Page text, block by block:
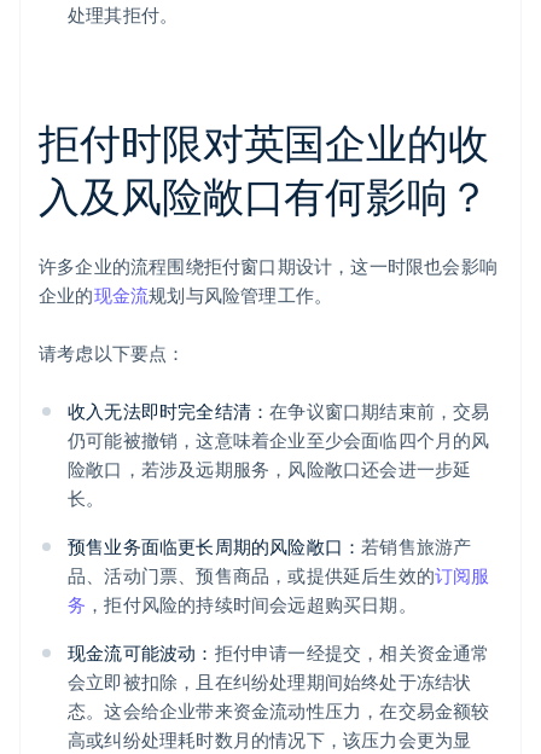
处理其拒付。
拒付时限对英国企业的收
入及风险敞口有何影响？
许多企业的流程围绕拒付窗口期设计，这一时限也会影响
企业的现金流规划与风险管理工作。
请考虑以下要点：
收入无法即时完全结清：在争议窗口期结束前，交易
仍可能被撤销，这意味着企业至少会面临四个月的风
险敞口，若涉及远期服务，风险敞口还会进一步延
长。
预售业务面临更长周期的风险敞口：若销售旅游产
品、活动门票、预售商品，或提供延后生效的订阅服
务 ，拒付风险的持续时间会远超购买日期。
现金流可能波动： 拒付申请一经提交，相关资金通常
会立即被扣除，且在纠纷处理期间始终处于冻结状
态。这会给企业带来资金流动性压力，在交易金额较
高或纠纷处理耗时数月的情况下，该压力会更为显